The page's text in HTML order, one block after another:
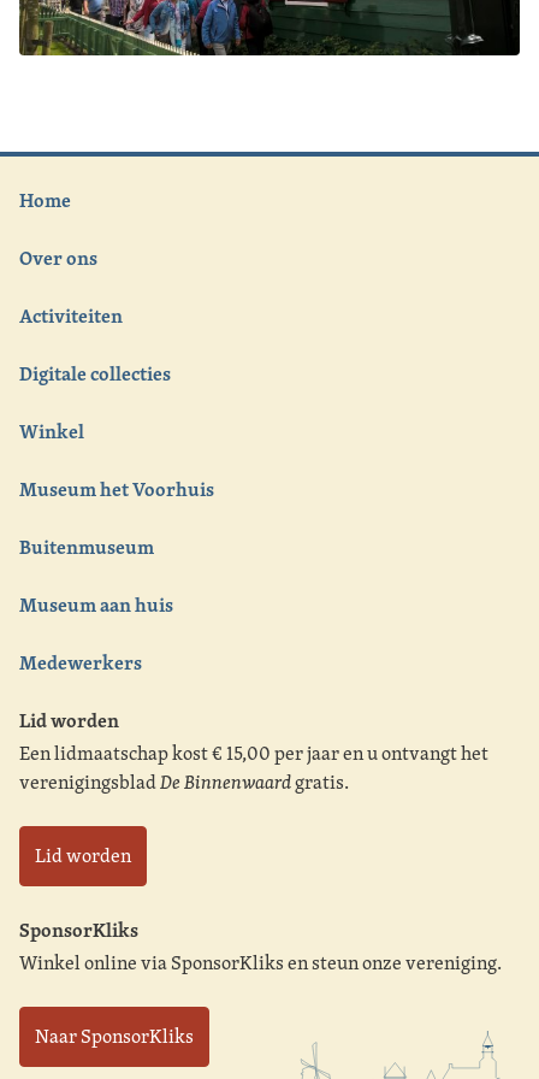
Home
Over ons
Activiteiten
Digitale collecties
Winkel
Museum het Voorhuis
Buitenmuseum
Museum aan huis
Medewerkers
Lid worden
Een lidmaatschap kost € 15,00 per jaar en u ontvangt het
verenigingsbladDe Binnenwaardgratis.
Lid worden
SponsorKliks
Winkel online via SponsorKliks en steun onze vereniging.
Naar SponsorKliks